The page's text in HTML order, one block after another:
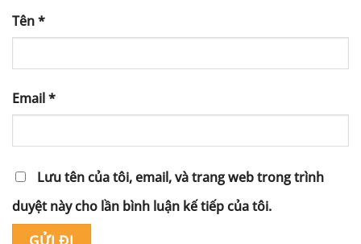
Tên*
Email*
Lưu tên của tôi, email, và trang web trong trình
duyệt này cho lần bình luận kế tiếp của tôi.